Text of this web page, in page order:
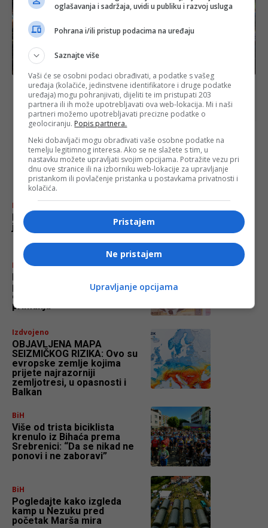
BiH
Više od trista biciklista krenulo iz Bihaća prema
Srebrenici: “Da se nikad ne ponovi i ne zaboravi”
najnovije FACE.BA
Fudbal
FK “Željezničar” ostao bez
još jednog igrača
Biznis
Počela isplata junskih
penzija u bh. entitetu RS,
evo koliko iznose prosječna
primanja
Izdvojeno
OBJAVLJENA MAPA
SEIZMIČKOG RIZIKA: Ovo su
evropske zemlje kojima
prijete najrazorniji
zemljotresi, u opasnosti i
Balkan
BiH
Više od trista biciklista
krenulo iz Bihaća prema
Srebrenici: “Da se nikad ne
ponovi i ne zaboravi”
BiH
Pogledajte kako izgleda
kamp u Nezuku pred
početak Marša mira
oglašavanja i sadržaja, uvidi u publiku i razvoj usluga
Pohrana i/ili pristup podacima na uređaju
Saznajte više
Vaši će se osobni podaci obrađivati, a podatke s vašeg
uređaja (kolačiće, jedinstvene identifikatore i druge podatke
uređaja) mogu pohranjivati, dijeliti te im pristupati 203
partnera ili ih može upotrebljavati ova web-lokacija. Mi i naši
partneri možemo upotrebljavati precizne podatke o
geolociranju. Popis partnera.
Neki dobavljači mogu obrađivati vaše osobne podatke na
temelju legitimnog interesa. Ako se ne slažete s tim, u
nastavku možete upravljati svojim opcijama. Potražite vezu pri
dnu ove stranice ili na izborniku web-lokacije za upravljanje
pristankom ili povlačenje pristanka u postavkama privatnosti i
kolačića.
Pristajem
Ne pristajem
Upravljanje opcijama